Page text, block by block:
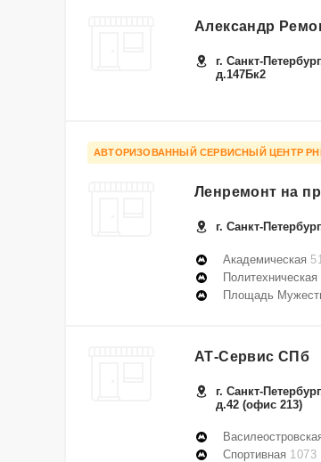
Александр
г. Санкт-
д.147Бк2
АВТОРИЗОВАННЫЙ СЕРВИСНЫЙ ЦЕНТР
Ленремонт на
г. Санкт-
Академическая
Политехническая
Площадь
АТ-Сервис СПб
г. Санкт-
д.42 (офис 213)
Спортивная